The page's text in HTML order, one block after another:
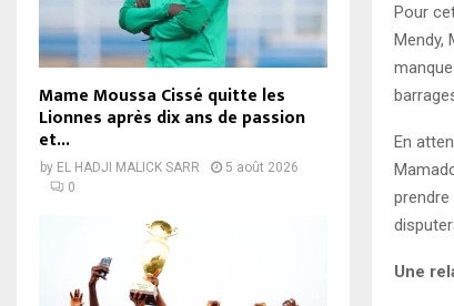
Pour
Mendy,
En
Une
Mame Moussa Cissé quitte les
Lionnes après dix ans de passion
et...
by EL HADJI MALICK SARR
5 août 2026
0